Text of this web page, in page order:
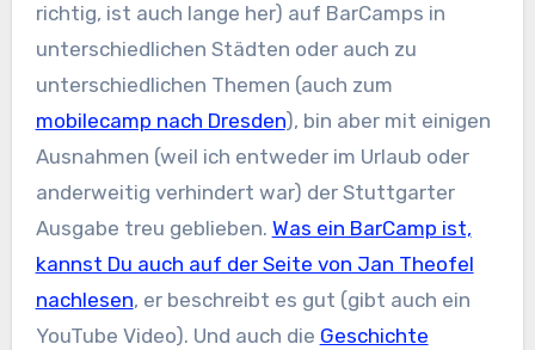
richtig, ist auch lange her) auf BarCamps in
unterschiedlichen Städten oder auch zu
unterschiedlichen Themen (auch zum
mobilecamp nach Dresden), bin aber mit einigen
Ausnahmen (weil ich entweder im Urlaub oder
anderweitig verhindert war) der Stuttgarter
Ausgabe treu geblieben. Was ein BarCamp ist,
kannst Du auch auf der Seite von Jan Theofel
nachlesen, er beschreibt es gut (gibt auch ein
YouTube Video). Und auch die Geschichte